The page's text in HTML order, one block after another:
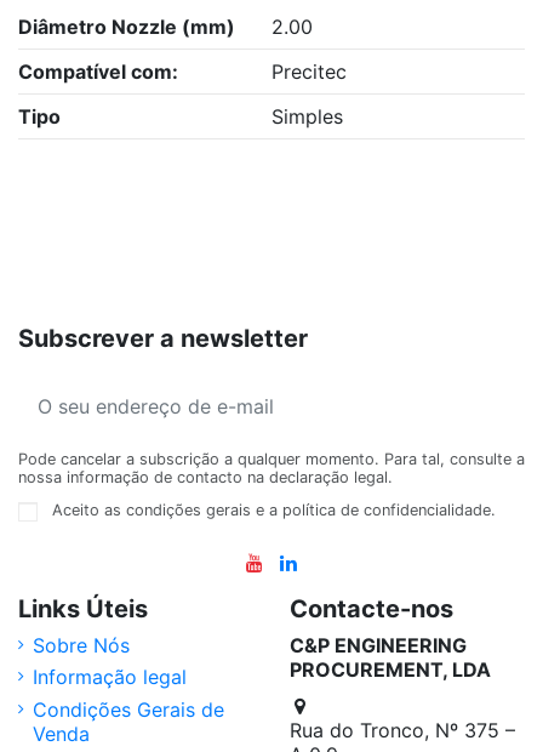
Diâmetro Nozzle (mm)
2.00
Compatível com:
Precitec
Tipo
Simples
Subscrever a newsletter
Pode cancelar a subscrição a qualquer momento. Para tal, consulte a
nossa informação de contacto na declaração legal.
Aceito as condições gerais e a política de confidencialidade.
Links Úteis
Sobre Nós
Informação legal
Condições Gerais de
Venda
Contacte-nos
C&P ENGINEERING
PROCUREMENT, LDA
Rua do Tronco, Nº 375 –